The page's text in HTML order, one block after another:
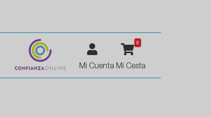
Mi Cuenta
0
Mi Cesta